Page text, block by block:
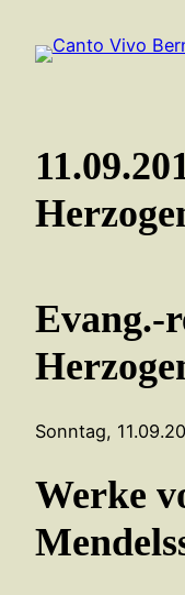
Inhalt
Evang.-
Sonntag,
Werke